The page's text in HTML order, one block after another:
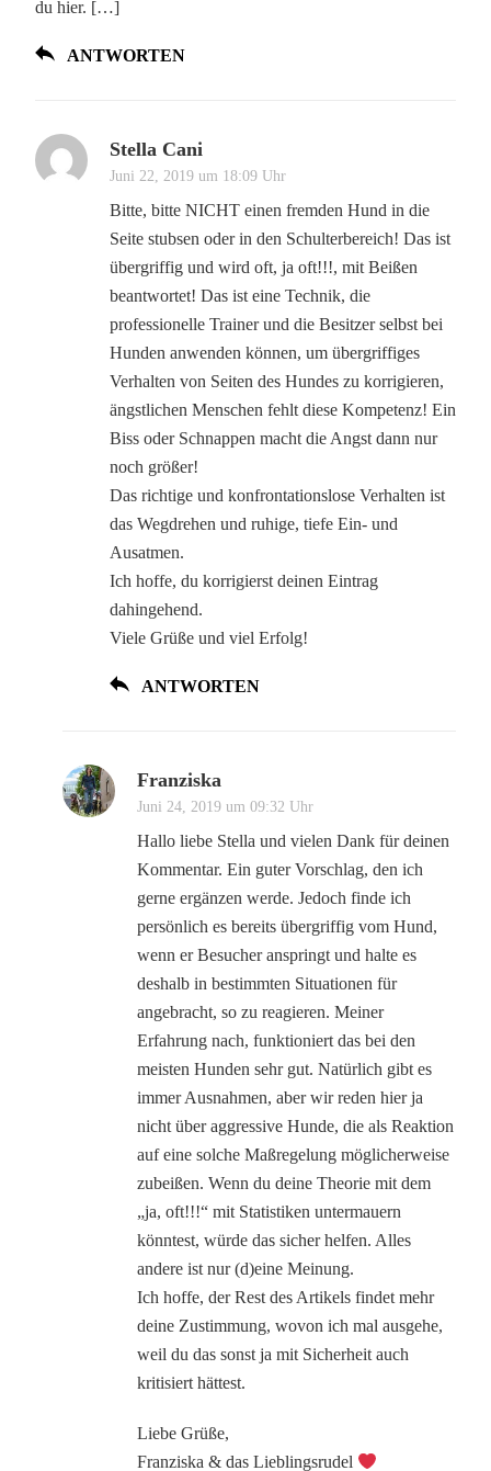
du hier. […]
ANTWORTEN
Stella Cani
Juni 22, 2019 um 18:09 Uhr
Bitte, bitte NICHT einen fremden Hund in die
Seite stubsen oder in den Schulterbereich! Das ist
übergriffig und wird oft, ja oft!!!, mit Beißen
beantwortet! Das ist eine Technik, die
professionelle Trainer und die Besitzer selbst bei
Hunden anwenden können, um übergriffiges
Verhalten von Seiten des Hundes zu korrigieren,
ängstlichen Menschen fehlt diese Kompetenz! Ein
Biss oder Schnappen macht die Angst dann nur
noch größer!
Das richtige und konfrontationslose Verhalten ist
das Wegdrehen und ruhige, tiefe Ein- und
Ausatmen.
Ich hoffe, du korrigierst deinen Eintrag
dahingehend.
Viele Grüße und viel Erfolg!
ANTWORTEN
Franziska
Juni 24, 2019 um 09:32 Uhr
Hallo liebe Stella und vielen Dank für deinen
Kommentar. Ein guter Vorschlag, den ich
gerne ergänzen werde. Jedoch finde ich
persönlich es bereits übergriffig vom Hund,
wenn er Besucher anspringt und halte es
deshalb in bestimmten Situationen für
angebracht, so zu reagieren. Meiner
Erfahrung nach, funktioniert das bei den
meisten Hunden sehr gut. Natürlich gibt es
immer Ausnahmen, aber wir reden hier ja
nicht über aggressive Hunde, die als Reaktion
auf eine solche Maßregelung möglicherweise
zubeißen. Wenn du deine Theorie mit dem
„ja, oft!!!“ mit Statistiken untermauern
könntest, würde das sicher helfen. Alles
andere ist nur (d)eine Meinung.
Ich hoffe, der Rest des Artikels findet mehr
deine Zustimmung, wovon ich mal ausgehe,
weil du das sonst ja mit Sicherheit auch
kritisiert hättest.
Liebe Grüße,
Franziska & das Lieblingsrudel